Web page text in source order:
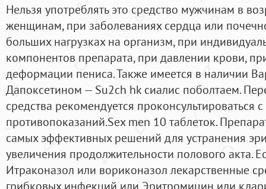
Нельзя употреблять это средство мужчинам в
женщинам, при заболеваниях сердца или
больших нагрузках на организм, при
компонентов препарата, при давлении крови,
деформации пениса. Также имеется в наличии
Дапоксетином — Su2ch hk сиалис поболтаем.
средства рекомендуется проконсультироваться
противопоказаний.Sex men 10 таблеток.
самых эффективных решений для устранения
увеличения продолжительности полового акта.
Итраконазол или вориконазол лекарственные
грибковых инфекций или Эритромицин или